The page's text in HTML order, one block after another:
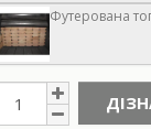
Футерована